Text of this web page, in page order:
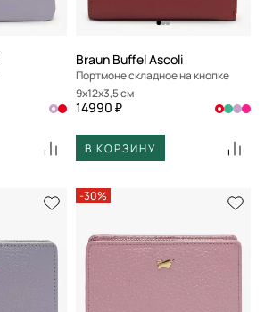
Braun Buffel Ascoli
Портмоне складное на кнопке
9x12x3,5 см
14990 ₽
В КОРЗИНУ
-30%